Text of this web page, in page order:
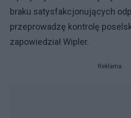
braku satysfakcjonujących
przeprowadzę kontrolę
zapowiedział Wipler.
Reklama